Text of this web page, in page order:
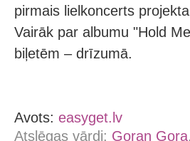
pirmais lielkoncerts
Vairāk par albumu "Hold
biļetēm – drīzumā.
Avots: easyget.lv
Atslēgas vārdi: Goran Gora,